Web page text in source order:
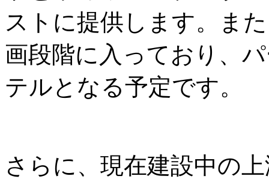
ストに提供します。ま
画段階に入っており、
テルとなる予定です。
さらに、現在建設中の